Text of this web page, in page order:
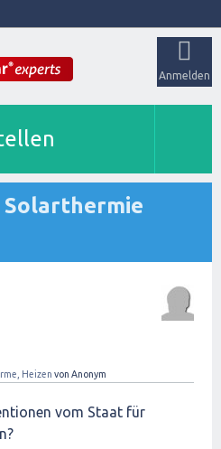
Anmelden
Solarthermie
Heizen von Anonym
vom Staat für